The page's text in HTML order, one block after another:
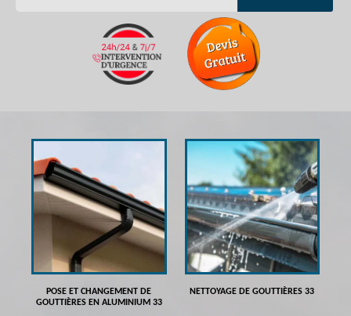
POSE ET CHANGEMENT DE
GOUTTIÈRES EN ALUMINIUM 33
NETTOYAGE DE GOUTTIÈRES 33